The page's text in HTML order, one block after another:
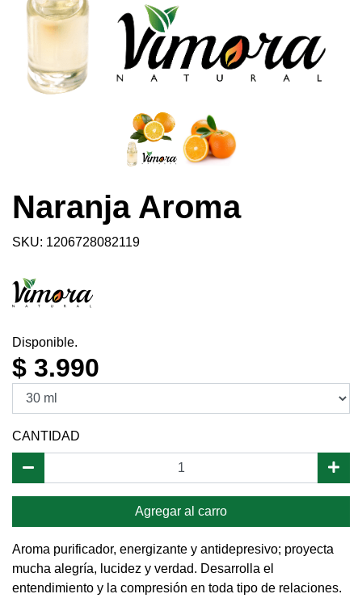
Naranja Aroma
SKU: 1206728082119
Disponible.
$ 3.990
CANTIDAD
Agregar al carro
Aroma purificador, energizante y antidepresivo; proyecta
mucha alegría, lucidez y verdad. Desarrolla el
entendimiento y la compresión en toda tipo de relaciones.